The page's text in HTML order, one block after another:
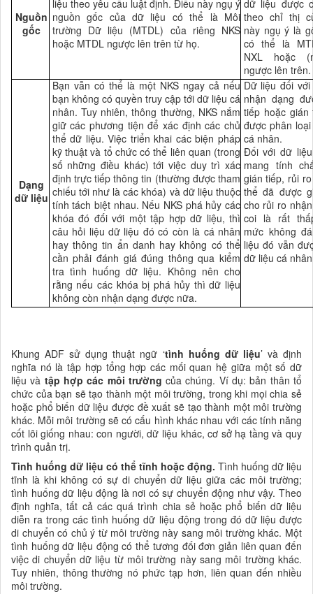
Nguồn
gốc
liệu theo yêu cầu luật định. Điều này ngụ ý
nguồn gốc của dữ liệu có thể là Môi
trường Dữ liệu (MTDL) của riêng NKS
hoặc MTDL ngược lên trên từ họ.
dữ liệu được
theo chỉ thị
này ngụ ý là
có thể là
NXL hoặc
ngược lên trên.
Dạng
dữ liệu
Bạn vẫn có thể là một NKS ngay cả nếu
bạn không có quyền truy cập tới dữ liệu cá
nhân. Tuy nhiên, thông thường, NKS nắm
giữ các phương tiện để xác định các chủ
thể dữ liệu. Việc triển khai các biện pháp
kỹ thuật và tổ chức có thể liên quan (trong
số những điều khác) tới việc duy trì xác
định trực tiếp thông tin (thường được tham
chiếu tới như là các khóa) và dữ liệu thuộc
tính tách biệt nhau. Nếu NKS phá hủy các
khóa đó đối với một tập hợp dữ liệu, thì
câu hỏi liệu dữ liệu đó có còn là cá nhân
hay thông tin ẩn danh hay không có thể
cần phải đánh giá đúng thông qua kiểm
tra tình huống dữ liệu. Không nên cho
rằng nếu các khóa bị phá hủy thì dữ liệu
không còn nhận dạng được nữa.
Dữ liệu đối
nhận dạng
tiếp hoặc
được phân
cá nhân.
Đối với dữ
mang tính
gián tiếp, rủi
thể đã được
cho rủi ro
coi là rất
mức không
liệu đó vẫn
dữ liệu cá
Khung ADF sử dụng thuật ngữ ‘tình huống dữ liệu’ và định
nghĩa nó là tập hợp tổng hợp các mối quan hệ giữa một số dữ
liệu và tập hợp các môi trường của chúng. Ví dụ: bản thân tổ
chức của bạn sẽ tạo thành một môi trường, trong khi mọi chia sẻ
hoặc phổ biến dữ liệu được đề xuất sẽ tạo thành một môi trường
khác. Mỗi môi trường sẽ có cấu hình khác nhau với các tính năng
cốt lõi giống nhau: con người, dữ liệu khác, cơ sở hạ tầng và quy
trình quản trị.
Tình huống dữ liệu có thể tĩnh hoặc động. Tình huống dữ liệu
tĩnh là khi không có sự di chuyển dữ liệu giữa các môi trường;
tình huống dữ liệu động là nơi có sự chuyển động như vậy. Theo
định nghĩa, tất cả các quá trình chia sẻ hoặc phổ biến dữ liệu
diễn ra trong các tình huống dữ liệu động trong đó dữ liệu được
di chuyển có chủ ý từ môi trường này sang môi trường khác. Một
tình huống dữ liệu động có thể tương đối đơn giản liên quan đến
việc di chuyển dữ liệu từ môi trường này sang môi trường khác.
Tuy nhiên, thông thường nó phức tạp hơn, liên quan đến nhiều
môi trường.